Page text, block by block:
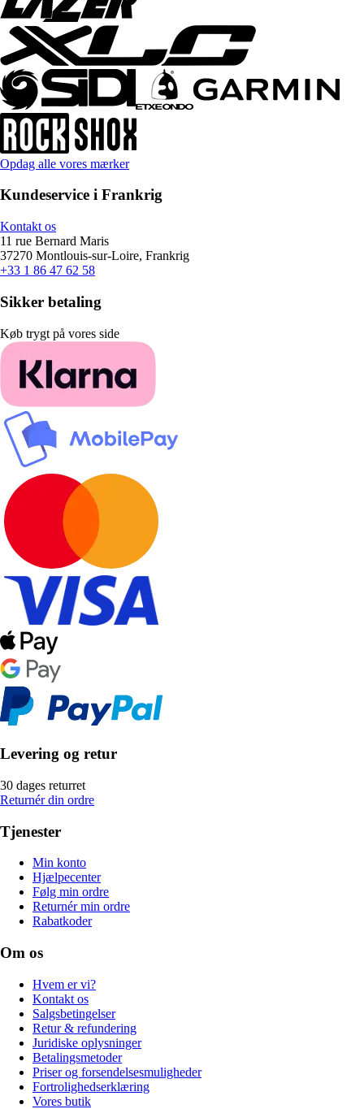
Opdag alle vores mærker
Kundeservice i Frankrig
Kontakt os
11 rue Bernard Maris
37270 Montlouis-sur-Loire, Frankrig
+33 1 86 47 62 58
Sikker betaling
Køb trygt på vores side
Levering og retur
30 dages returret
Returnér din ordre
Tjenester
Min konto
Hjælpecenter
Følg min ordre
Returnér min ordre
Rabatkoder
Om os
Hvem er vi?
Kontakt os
Salgsbetingelser
Retur & refundering
Juridiske oplysninger
Betalingsmetoder
Priser og forsendelsesmuligheder
Fortrolighedserklæring
Vores butik